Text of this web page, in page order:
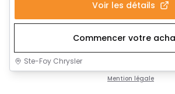
Voir les détails
Commencer votre
Ste-Foy Chrysler
Mention légale